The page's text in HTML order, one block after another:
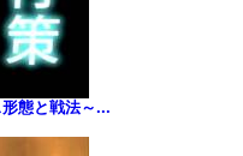
態と戦法～...